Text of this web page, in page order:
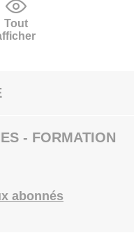
Tout
- FORMATION
abonnés